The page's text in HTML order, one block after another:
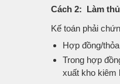
Cách 2: Làm
Kế toán phải
Hợp đồng/
Trong hợp
xuất kho kiêm